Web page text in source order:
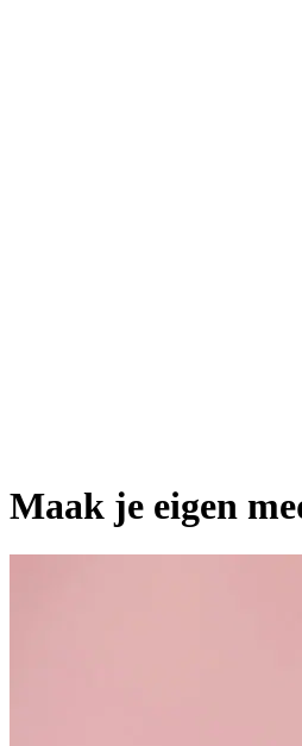
Maak je eigen